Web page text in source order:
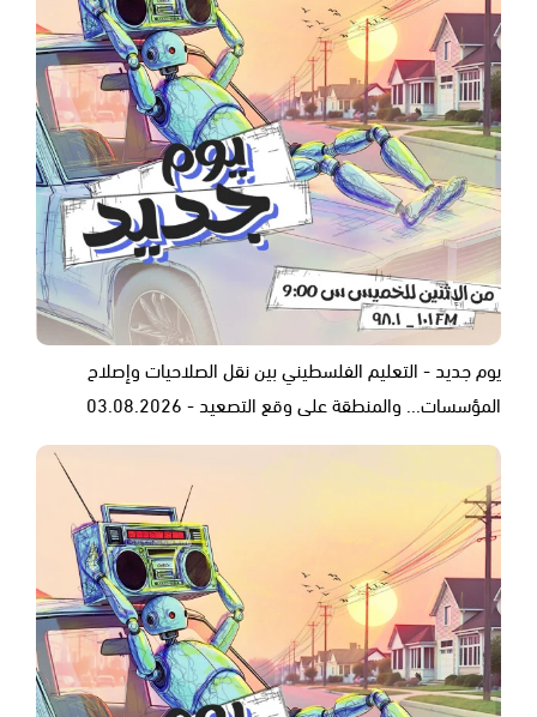
يوم جديد - التعليم الفلسطيني بين نقل الصلاحيات وإصلاح
المؤسسات... والمنطقة على وقع التصعيد - 03.08.2026